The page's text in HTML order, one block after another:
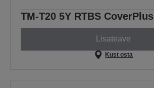
TM-T20 5Y RTBS CoverPlus
Lisateave
Kust osta